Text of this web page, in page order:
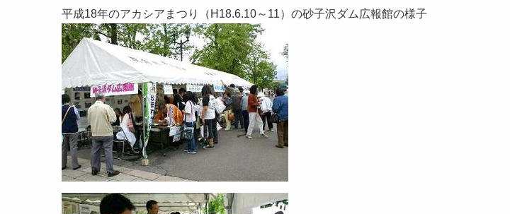
平成18年のアカシアまつり（H18.6.10～11）の砂子沢ダム広報館の様子